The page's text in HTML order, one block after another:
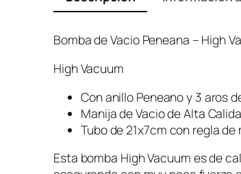
Bomba de Vacio Peneana – High
High Vacuum
Con anillo Peneano y 3 aros
Manija de Vacio de Alta
Tubo de 21x7cm con regla de
Esta bomba High Vacuum es de